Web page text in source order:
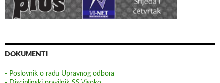
DOKUMENTI
- Poslovnik o radu Upravnog odbora